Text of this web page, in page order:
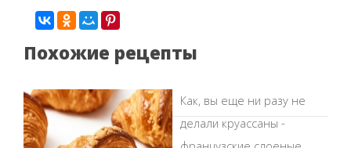
Похожие рецепты
Как, вы еще ни разу не
делали круассаны -